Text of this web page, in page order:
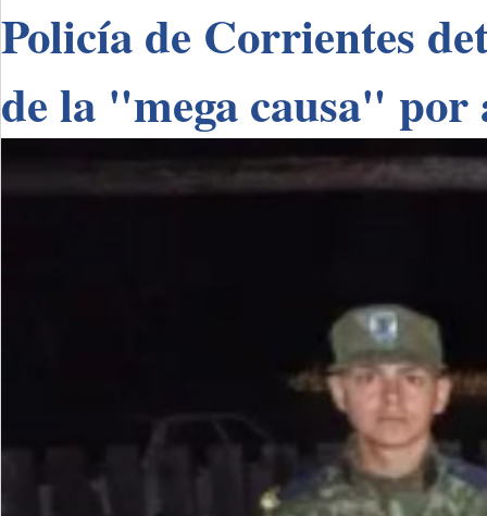
Policía de Corrientes
de la "mega causa" por